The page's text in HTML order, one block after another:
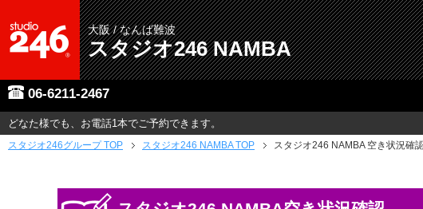
大阪 / なんば難波
スタジオ246 NAMBA
06-6211-2467
どなた様でも、お電話1本でご予約できます。
スタジオ246グループTOP スタジオ246 NAMBA TOP スタジオ246 NAMBA 空き状況確